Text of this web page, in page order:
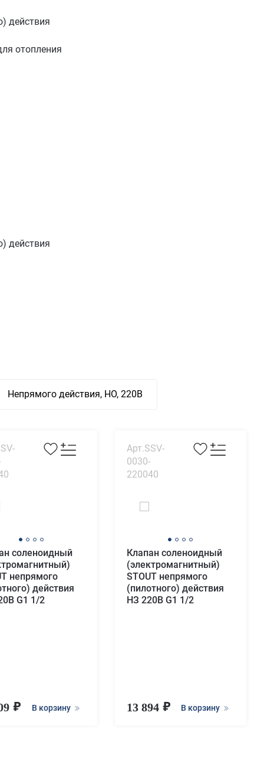
действия
отопления
действия
Непрямого действия, НО, 220В
соленоидный
непрямого
действия
G1 1/2
В корзину
Арт.SSV-
0030-
220040
Клапан соленоидный
(электромагнитный)
STOUT непрямого
(пилотного) действия
НЗ 220В G1 1/2
13 894 В корзину